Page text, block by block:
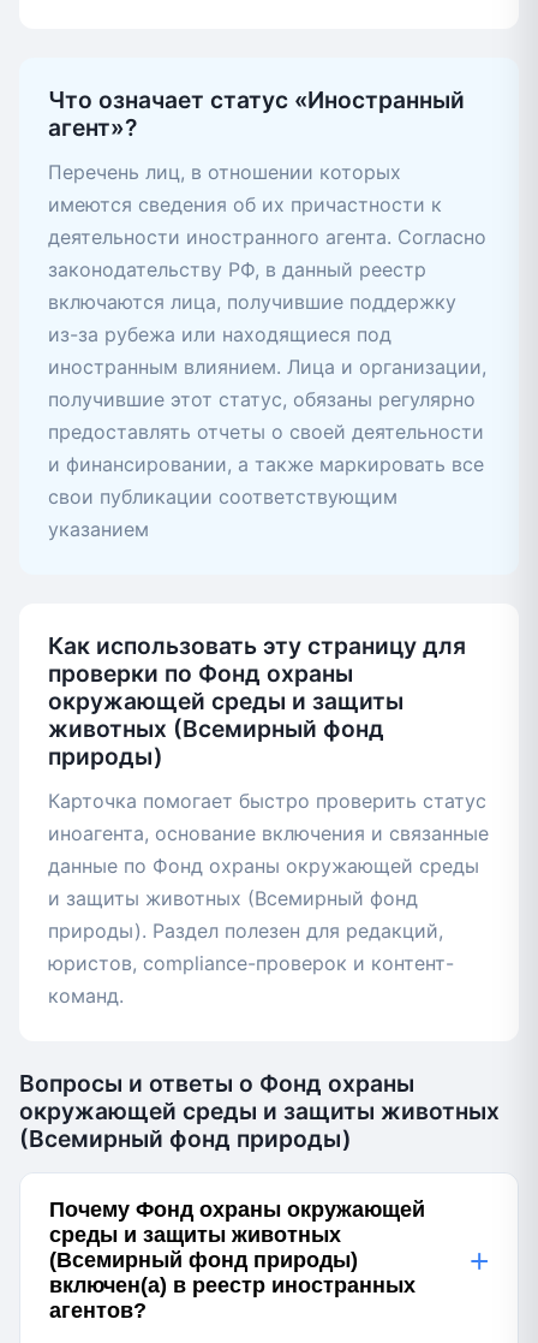
Что означает статус «Иностранный
агент»?
Перечень лиц, в отношении которых
имеются сведения об их причастности к
деятельности иностранного агента. Согласно
законодательству РФ, в данный реестр
включаются лица, получившие поддержку
из-за рубежа или находящиеся под
иностранным влиянием. Лица и организации,
получившие этот статус, обязаны регулярно
предоставлять отчеты о своей деятельности
и финансировании, а также маркировать все
свои публикации соответствующим
указанием
Как использовать эту страницу для
проверки по Фонд охраны
окружающей среды и защиты
животных (Всемирный фонд
природы)
Карточка помогает быстро проверить статус
иноагента, основание включения и связанные
данные по Фонд охраны окружающей среды
и защиты животных (Всемирный фонд
природы). Раздел полезен для редакций,
юристов, compliance-проверок и контент-
команд.
Вопросы и ответы о Фонд охраны
окружающей среды и защиты животных
(Всемирный фонд природы)
Почему Фонд охраны окружающей
среды и защиты животных
(Всемирный фонд природы)
включен(а) в реестр иностранных
агентов?
+